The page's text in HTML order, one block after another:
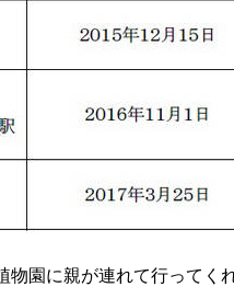
物園に親が連れて行ってく